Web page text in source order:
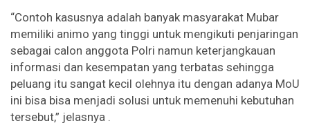
“Contoh kasusnya adalah banyak masyarakat Mubar
memiliki animo yang tinggi untuk mengikuti penjaringan
sebagai calon anggota Polri namun keterjangkauan
informasi dan kesempatan yang terbatas sehingga
peluang itu sangat kecil olehnya itu dengan adanya MoU
ini bisa bisa menjadi solusi untuk memenuhi kebutuhan
tersebut,” jelasnya .